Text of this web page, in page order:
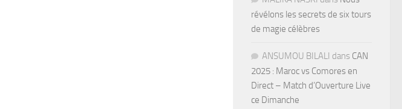
révélons les secrets de six tours
de magie célèbres
ANSUMOU BILALI dans CAN
2025 : Maroc vs Comores en
Direct – Match d’Ouverture Live
ce Dimanche